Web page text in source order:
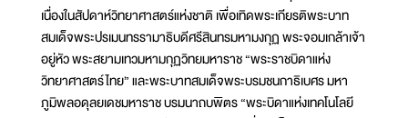
เนื่องในสัปดาห์วิทยาศาสตร์แห่งชาติ เพื่อเทิดพระเกียรติพระบาท
สมเด็จพระปรเมนทรรามาธิบดีศรีสินทรมหามงกุฏ พระจอมเกล้าเจ้า
อยู่หัว พระสยามเทวมหามกุฏวิทยมหาราช “พระราชบิดาแห่ง
วิทยาศาสตร์ไทย” และพระบาทสมเด็จพระบรมชนกาธิเบศร มหา
ภูมิพลอดุลยเดชมหาราช บรมนาถบพิตร “พระบิดาแห่งเทคโนโลยี